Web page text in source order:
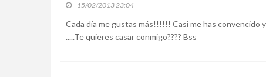
15/02/2013 23:04
Cada día me gustas más!!!!!! Casi me has
.....Te quieres casar conmigo???? Bss